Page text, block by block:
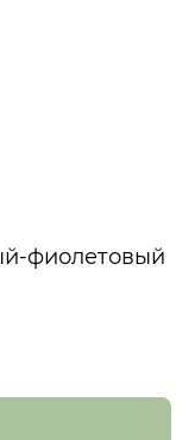
фиолетовый